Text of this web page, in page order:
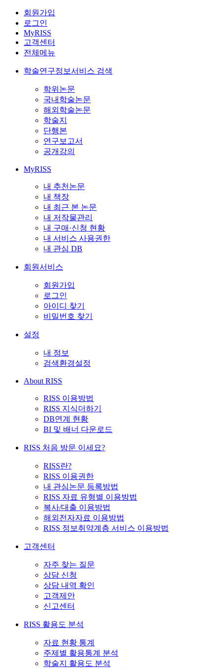
회원가입
로그인
MyRISS
고객센터
전체메뉴
학술연구정보서비스 검색
학위논문
국내학술논문
해외학술논문
학술지
단행본
연구보고서
공개강의
MyRISS
내 추천논문
내 책장
내 최근 본 논문
내 저작물관리
내 구매·신청 현황
내 서비스 사용권한
내 관심 DB
회원서비스
회원가입
로그인
아이디 찾기
비밀번호 찾기
설정
내 정보
검색환경설정
About RISS
RISS 이용방법
RISS 지식더하기
DB연계 현황
BI 및 배너 다운로드
RISS 처음 방문 이세요?
RISS란?
RISS 이용권한
내 관심논문 등록방법
RISS 자료 유형별 이용방법
복사/대출 이용방법
해외전자자료 이용방법
RISS 정보취약계층 서비스 이용방법
고객센터
자주 찾는 질문
상담 신청
상담 내역 확인
고객제안
신고센터
RISS 활용도 분석
자료 현황 통계
주제별 활용통계 분석
학술지 활용도 분석